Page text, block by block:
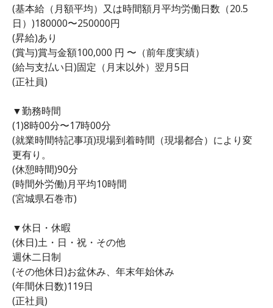
(基本給（月額平均）又は時間額月平均労働日数（20.5
日）)180000〜250000円
(昇給)あり
(賞与)賞与金額100,000 円 〜（前年度実績）
(給与支払い日)固定（月末以外）翌月5日
(正社員)
▼勤務時間
(1)8時00分〜17時00分
(就業時間特記事項)現場到着時間（現場都合）により変
更有り。
(休憩時間)90分
(時間外労働)月平均10時間
(宮城県石巻市)
▼休日・休暇
(休日)土・日・祝・その他
週休二日制
(その他休日)お盆休み、年末年始休み
(年間休日数)119日
(正社員)